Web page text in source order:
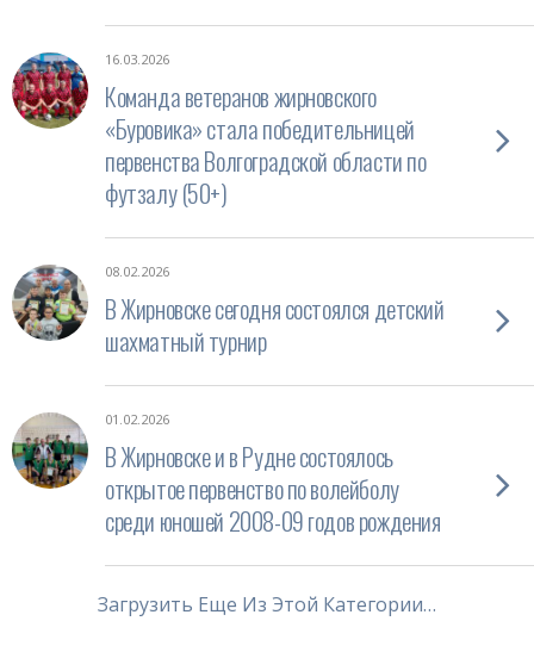
16.03.2026
Команда ветеранов жирновского
«Буровика» стала победительницей
первенства Волгоградской области по
футзалу (50+)
08.02.2026
В Жирновске сегодня состоялся детский
шахматный турнир
01.02.2026
В Жирновске и в Рудне состоялось
открытое первенство по волейболу
среди юношей 2008-09 годов рождения
Загрузить Еще Из Этой Категории…